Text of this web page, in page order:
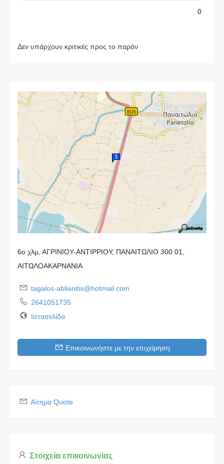
0
Δεν υπάρχουν κριτικές προς το παρόν
6ο χλμ. ΑΓΡΙΝΙΟΥ-ΑΝΤΙΡΡΙΟΥ, ΠΑΝΑΙΤΩΛΙΟ 300 01,
ΑΙΤΩΛΟΑΚΑΡΝΑΝΙΑ
tagalos-ablianitis@hotmail.com
2641051735
Ιστοσελίδα
Επικοινωνήστε με την επιχείρηση
Αίτημα Quote
Στοιχεία επικοινωνίας